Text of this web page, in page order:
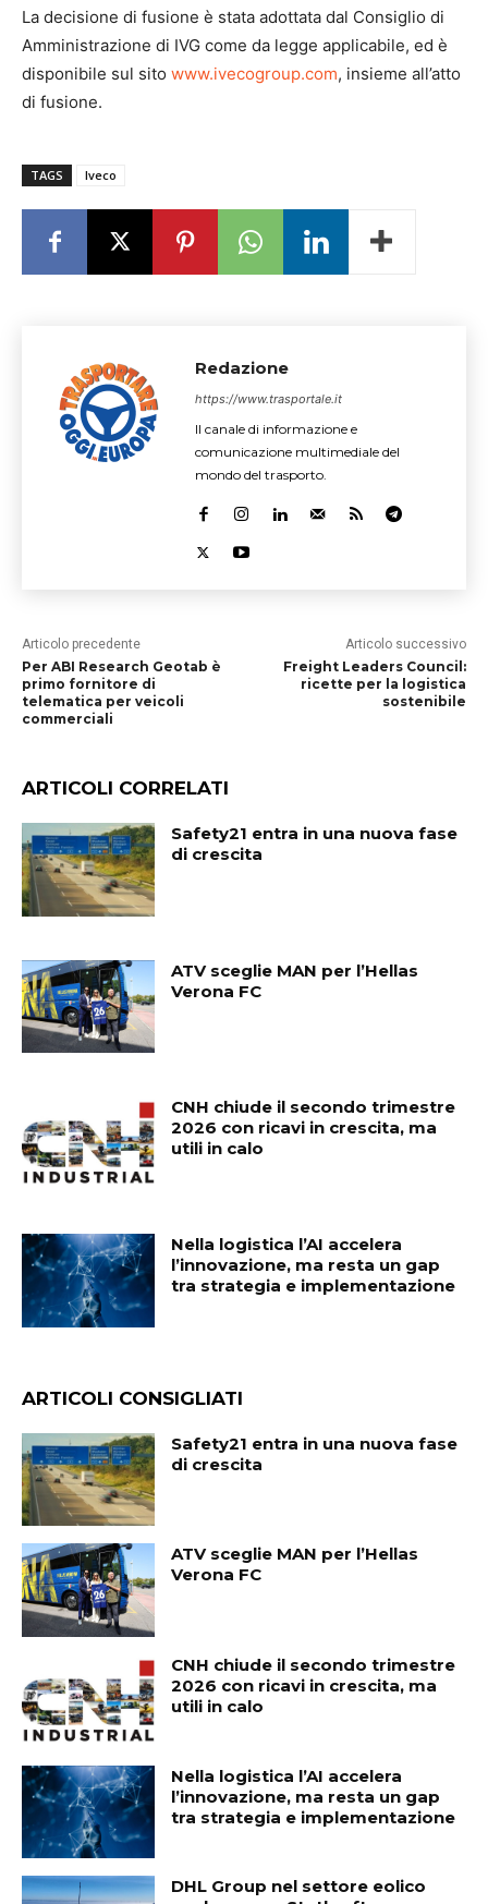
La decisione di fusione è stata adottata dal Consiglio di
Amministrazione di IVG come da legge applicabile, ed è
disponibile sul sito www.ivecogroup.com, insieme all’atto
di fusione.
TAGS Iveco
Redazione
https://www.trasportale.it
Il canale di informazione e
comunicazione multimediale del
mondo del trasporto.
Articolo precedente
Per ABI Research Geotab è
primo fornitore di
telematica per veicoli
commerciali
Articolo successivo
Freight Leaders Council:
ricette per la logistica
sostenibile
ARTICOLI CORRELATI
Safety21 entra in una nuova fase
di crescita
ATV sceglie MAN per l’Hellas
Verona FC
CNH chiude il secondo trimestre
2026 con ricavi in crescita, ma
utili in calo
Nella logistica l’AI accelera
l’innovazione, ma resta un gap
tra strategia e implementazione
ARTICOLI CONSIGLIATI
Safety21 entra in una nuova fase
di crescita
ATV sceglie MAN per l’Hellas
Verona FC
CNH chiude il secondo trimestre
2026 con ricavi in crescita, ma
utili in calo
Nella logistica l’AI accelera
l’innovazione, ma resta un gap
tra strategia e implementazione
DHL Group nel settore eolico